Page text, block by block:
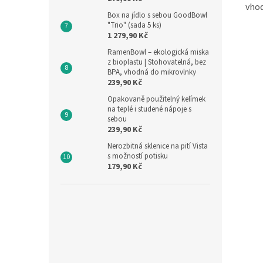
Box na jídlo s sebou GoodBowl
"Trio" (sada 5 ks)
1 279,90 Kč
RamenBowl – ekologická miska
z bioplastu | Stohovatelná, bez
BPA, vhodná do mikrovlnky
239,90 Kč
Opakovaně použitelný kelímek
na teplé i studené nápoje s
sebou
239,90 Kč
Nerozbitná sklenice na pití Vista
s možností potisku
179,90 Kč